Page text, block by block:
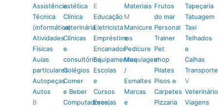
Assistência
Técnica
(informática)
Atividades
Físicas
Aulas
particulares
Autopeças
Autos
B
estética
Clínica
veterinária
Clínicas
e
consultórios
Colégios
Comer
e Beber
Computadores,
E
Educação
Eletricista
Empréstimos
Encanador
Equipamentos
Escolas
e
Cursos
Escolas
Materiais
M
Manicure
e
Pedicure
Maquiagem
/
Esmaltes
Marcas
e
Frutos
do mar
Personal
Trainer
Pet
shop
Pilates
Pisos e
Carpetes
Pizzaria
Tapeçaria
Tatuagem
Taxi
Telhados
e
Calhas
V
Veterinário
Viagens